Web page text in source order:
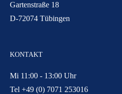
Gartenstraße 18
D-72074 Tübingen
KONTAKT
Mi 11:00 - 13:00 Uhr
Tel +49 (0) 7071 253016